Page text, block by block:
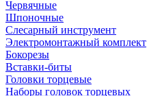
Червячные
Шпоночные
Слесарный инструмент
Электромонтажный комплект
Бокорезы
Вставки-биты
Головки торцевые
Наборы головок торцевых